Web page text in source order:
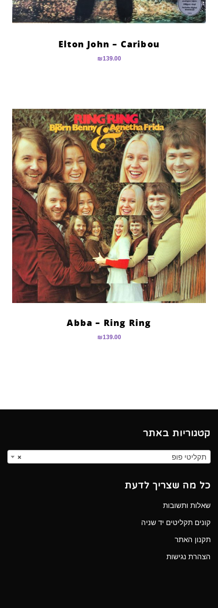
Elton John – Caribou
₪139.00
Abba – Ring Ring
₪139.00
קטגוריות באתר
× תקליטי פופ
כל מה שצריך לדעת
שאלות ותשובות
קונים תקליטים יד שניה
תקנון האתר
הצהרת נגישות